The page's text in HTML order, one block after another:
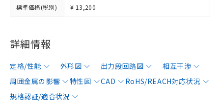
標準価格(税別) ¥ 13,200
詳細情報
定格/性能 外形図 出力段回路図
相互干渉
周囲金属の影響
特性図 CAD
RoHS/REACH対応状況
規格認証/適合状況